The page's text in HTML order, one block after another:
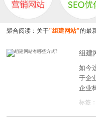
聚合阅读：关于"组建网站"的最
组建
如今
于企
企业
接的
以，
标签：